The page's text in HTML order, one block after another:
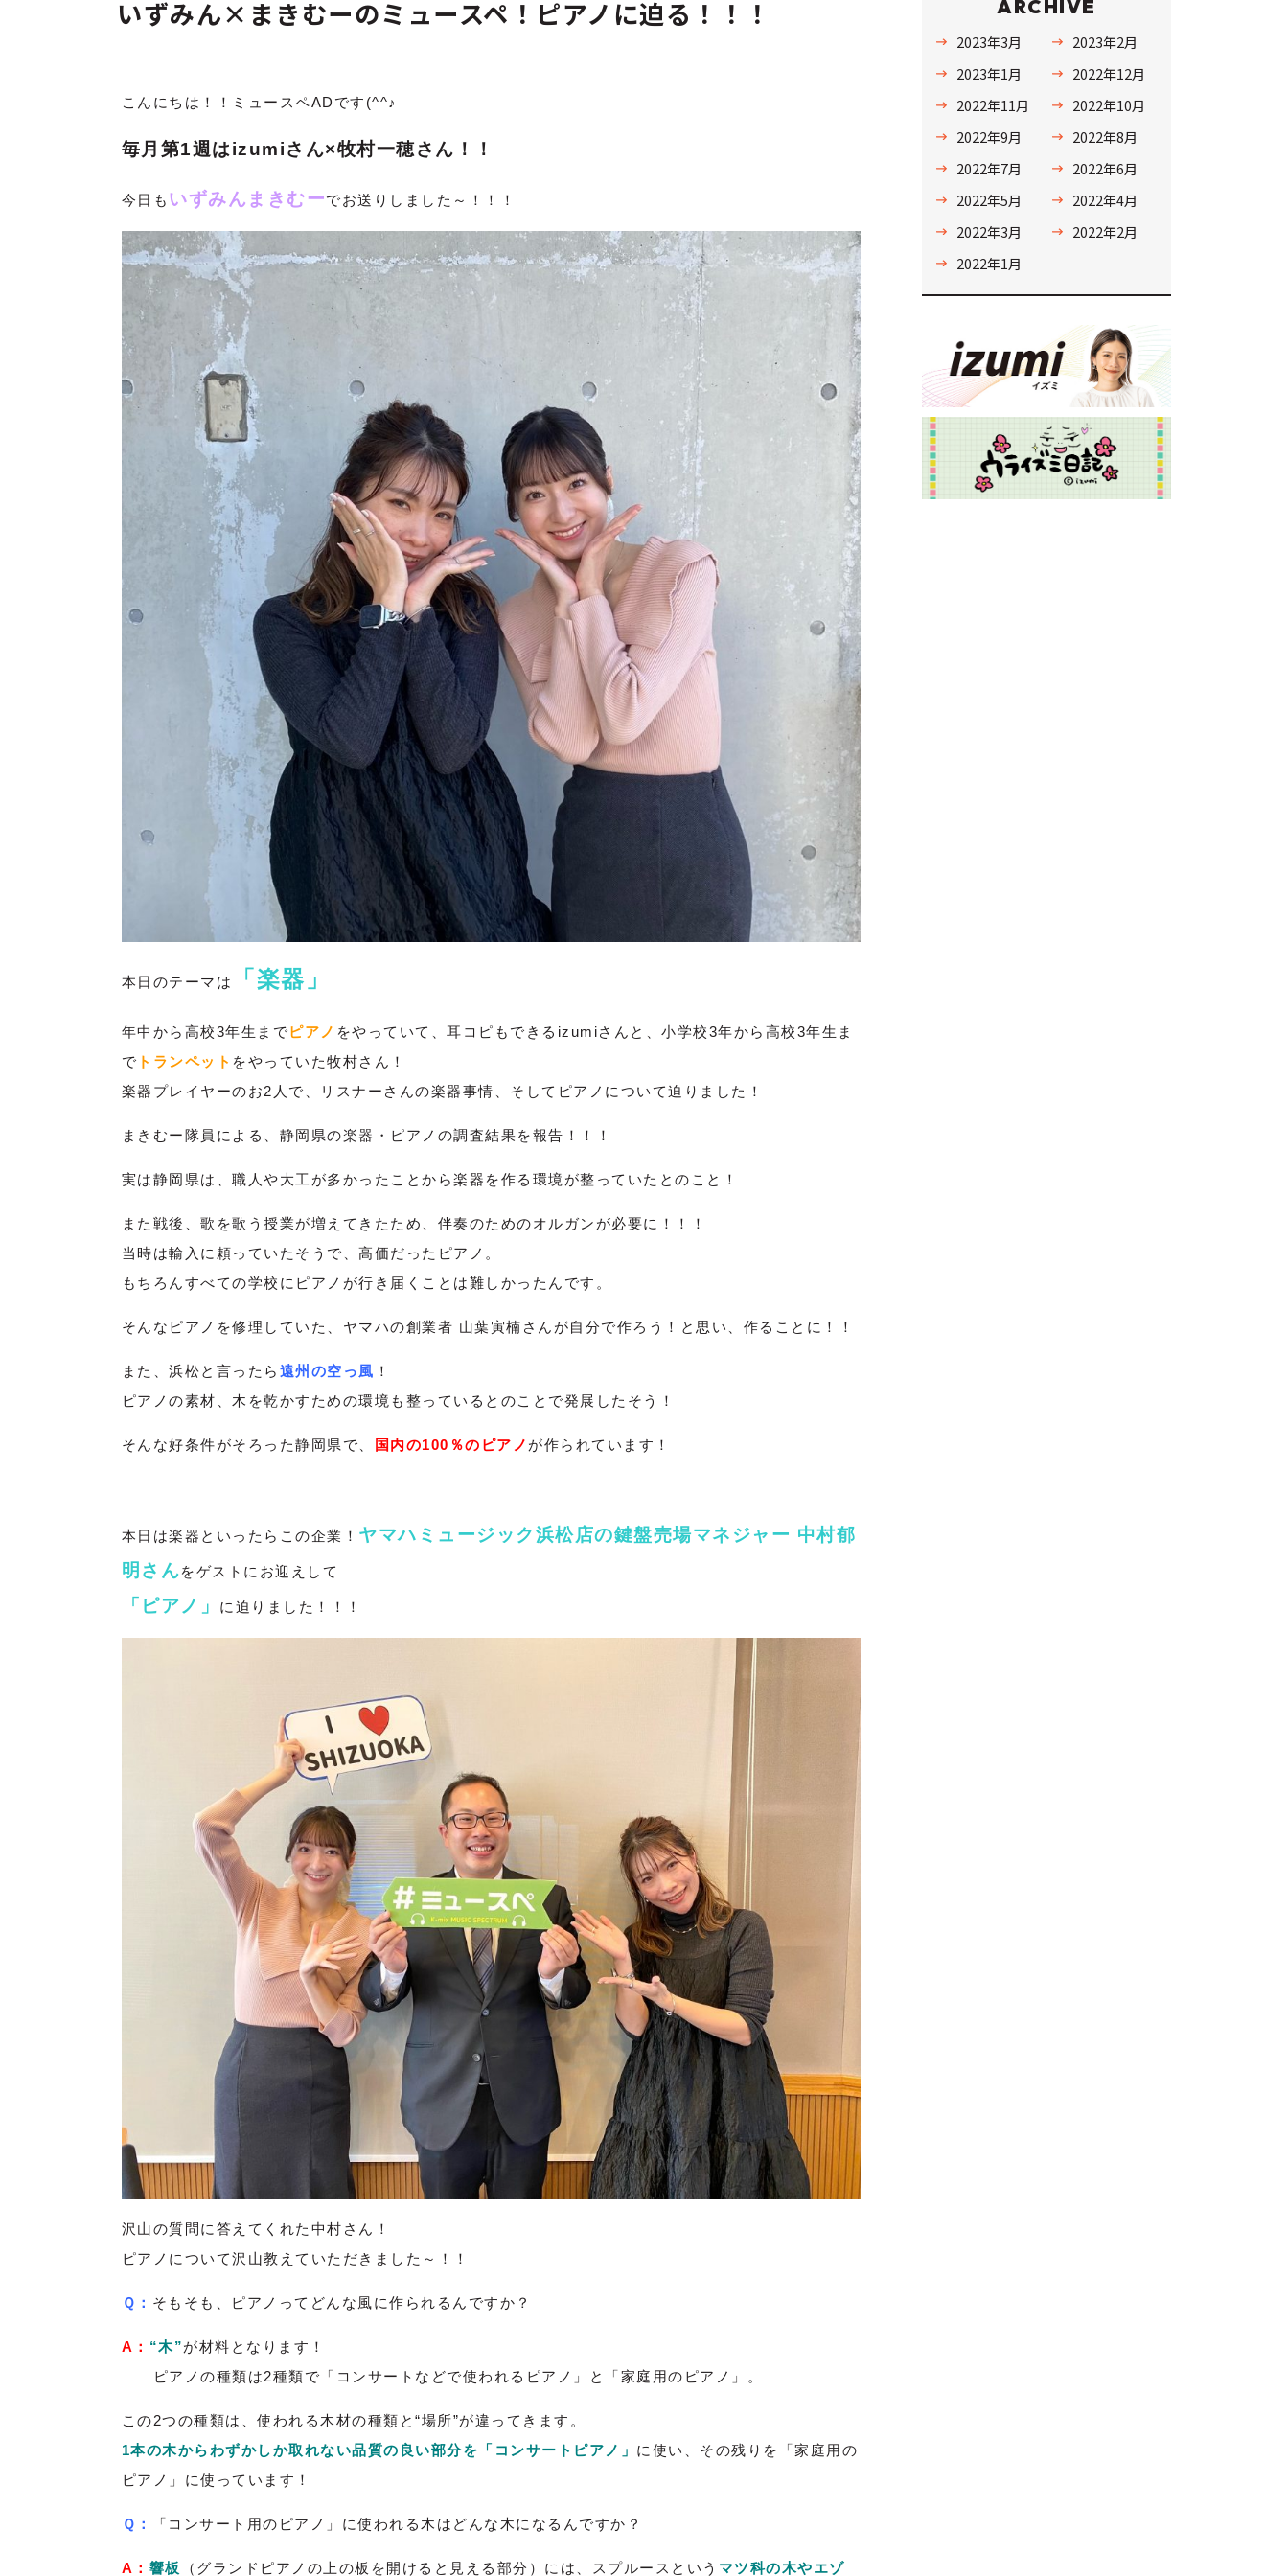
いずみん×まきむーのミュースペ！ピアノに迫る！！！
こんにちは！！ミュースペADです(^^♪
毎月第1週はizumiさん×牧村一穂さん！！
今日も いずみんまきむーでお送りしました～！！！
本日のテーマは 「楽器」
年中から高校3年生までピアノ をやっていて、耳コピもできるizumiさんと、小学校3年から高校3年生ま
で トランペット をやっていた牧村さん！
楽器プレイヤーのお2人で、リスナーさんの楽器事情、そしてピアノについて迫りました！
まきむー隊員による、静岡県の楽器・ピアノの調査結果を報告！！！
実は静岡県は、職人や大工が多かったことから楽器を作る環境が整っていたとのこと！
また戦後、歌を歌う授業が増えてきたため、伴奏のためのオルガンが必要に！！！
当時は輸入に頼っていたそうで、高価だったピアノ。
もちろんすべての学校にピアノが行き届くことは難しかったんです。
そんなピアノを修理していた、ヤマハの創業者 山葉寅楠さんが自分で作ろう！と思い、作ることに！！
また、浜松と言ったら 遠州の空っ風 ！
ピアノの素材、木を乾かすための環境も整っているとのことで発展したそう！
そんな好条件がそろった静岡県で、 国内の100％のピアノ が作られています！
本日は楽器といったらこの企業！ ヤマハミュージック浜松店の鍵盤売場マネジャー 中村郁
明さんをゲストにお迎えして
「ピアノ」 に迫りました！！！
沢山の質問に答えてくれた中村さん！
ピアノについて沢山教えていただきました～！！
Ｑ： そもそも、ピアノってどんな風に作られるんですか？
A： “木”が材料となります！
ピアノの種類は2種類で「コンサートなどで使われるピアノ」と「家庭用のピアノ」。
この2つの種類は、使われる木材の種類と“場所”が違ってきます。
1本の木からわずかしか取れない品質の良い部分を「コンサートピアノ」 に使い、その残りを「家庭用の
ピアノ」に使っています！
Ｑ： 「コンサート用のピアノ」に使われる木はどんな木になるんですか？
A：響板 （グランドピアノの上の板を開けると見える部分）には、スプルースという マツ科の木やエゾ
ARCHIVE
2023年3月
2023年2月
2023年1月
2022年12月
2022年11月
2022年10月
2022年9月
2022年8月
2022年7月
2022年6月
2022年5月
2022年4月
2022年3月
2022年2月
2022年1月